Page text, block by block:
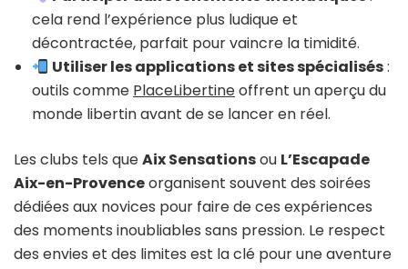
cela rend l’expérience plus ludique et
décontractée, parfait pour vaincre la timidité.
Utiliser les applications et sites spécialisés:
outils comme PlaceLibertineoffrent un aperçu du
monde libertin avant de se lancer en réel.
Les clubs tels queAix Sensationsou L’Escapade
Aix-en-Provenceorganisent souvent des soirées
dédiées aux novices pour faire de ces expériences
des moments inoubliables sans pression. Le respect
des envies et des limites est la clé pour une aventure